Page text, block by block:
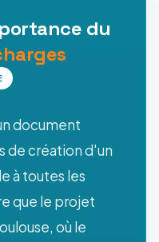
du
document
de création d'un
à toutes les
que le projet
où le